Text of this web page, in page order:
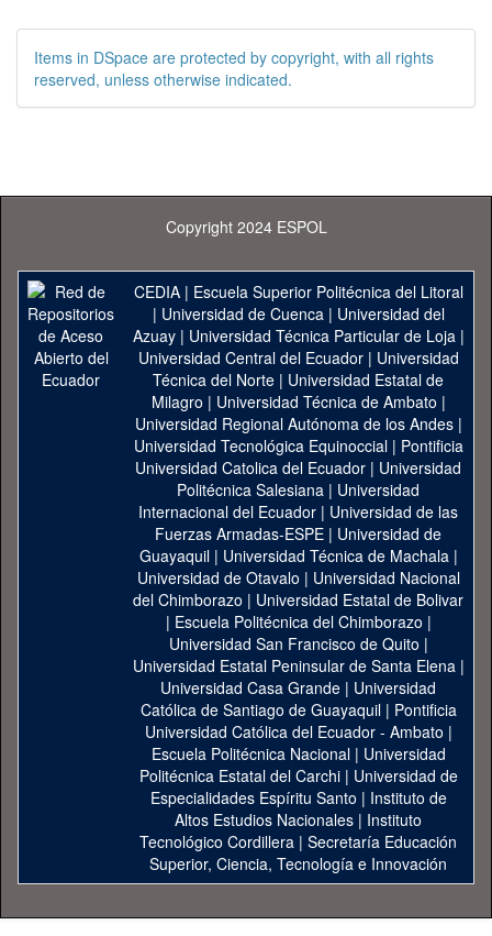
Items in DSpace are protected by copyright, with all rights
reserved, unless otherwise indicated.
Copyright 2024 ESPOL
CEDIA| Escuela Superior Politécnica del Litoral
| Universidad de Cuenca| Universidad del
Azuay| Universidad Técnica Particular de Loja|
Universidad Central del Ecuador| Universidad
Técnica del Norte | Universidad Estatal de
Milagro | Universidad Técnica de Ambato |
Universidad Regional Autónoma de los Andes|
Universidad Tecnológica Equinoccial| Pontificia
Universidad Catolica del Ecuador | Universidad
Politécnica Salesiana | Universidad
Internacional del Ecuador | Universidad de las
Fuerzas Armadas-ESPE | Universidad de
Guayaquil| Universidad Técnica de Machala|
Universidad de Otavalo | Universidad Nacional
del Chimborazo | Universidad Estatal de Bolivar
| Escuela Politécnica del Chimborazo |
Universidad San Francisco de Quito |
Universidad Estatal Peninsular de Santa Elena|
Universidad Casa Grande | Universidad
Católica de Santiago de Guayaquil| Pontificia
Universidad Católica del Ecuador - Ambato |
Escuela Politécnica Nacional| Universidad
Politécnica Estatal del Carchi| Universidad de
Especialidades Espíritu Santo | Instituto de
Altos Estudios Nacionales | Instituto
Tecnológico Cordillera | Secretaría Educación
Superior, Ciencia, Tecnología e Innovación